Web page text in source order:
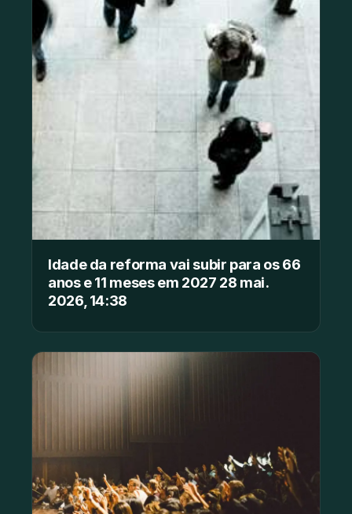
Idade da reforma vai subir para os 66
anos e 11 meses em 2027 28 mai.
2026, 14:38